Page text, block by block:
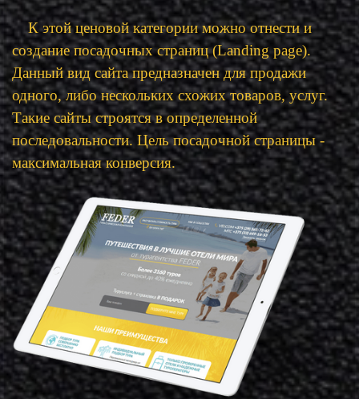
К этой ценовой категории можно отнести и
создание посадочных страниц (Landing page).
Данный вид сайта предназначен для продажи
одного, либо нескольких схожих товаров, услуг.
Такие сайты строятся в определенной
последовальности. Цель посадочной страницы -
максимальная конверсия.